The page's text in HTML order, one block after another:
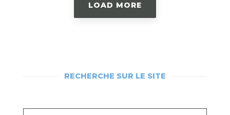
LOAD MORE
RECHERCHE SUR LE SITE
RECHERCHEZ